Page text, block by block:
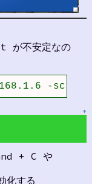
不安定なの
-screen
↑
+ C や
化する